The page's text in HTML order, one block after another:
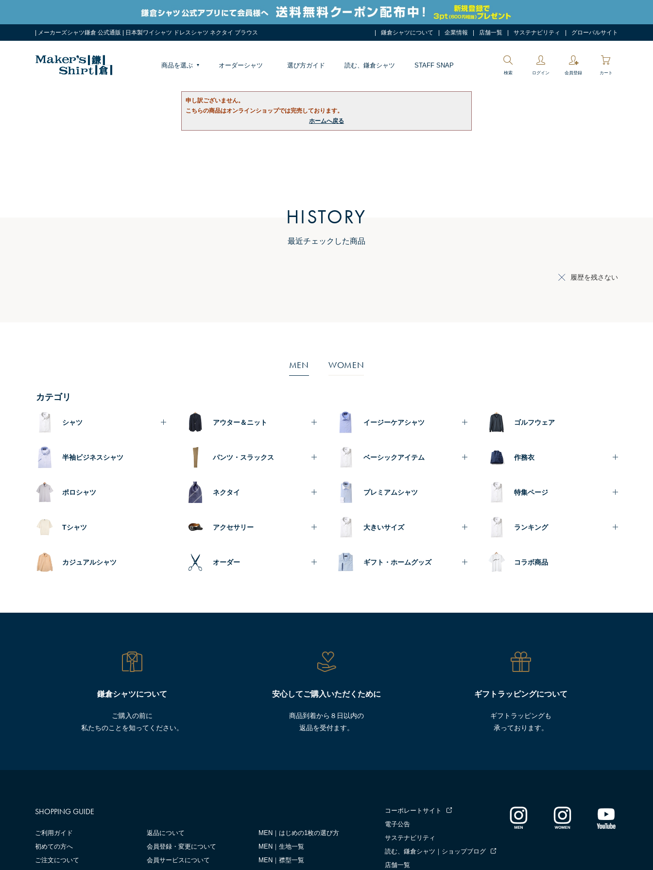
| メーカーズシャツ鎌倉 公式通販 | 日本製ワイシャツ ドレスシャツ ネクタイ ブラウス 鎌倉シャツについて 企業情報 店舗一覧 サステナビリティ グローバルサイト
商品を選ぶ オーダーシャツ 選び方ガイド 読む、鎌倉シャツ STAFF SNAP
検索 ログイン 会員登録 カート
申し訳ございません。
こちらの商品はオンラインショップでは完売しております。
ホームへ戻る
HISTORY
最近チェックした商品
履歴を残さない
MEN WOMEN
カテゴリ
シャツ
半袖ビジネスシャツ
ポロシャツ
Tシャツ
カジュアルシャツ
アウター＆ニット
パンツ・スラックス
ネクタイ
アクセサリー
オーダー
イージーケアシャツ
ベーシックアイテム
プレミアムシャツ
大きいサイズ
ギフト・ホームグッズ
ゴルフウェア
作務衣
特集ページ
ランキング
コラボ商品
鎌倉シャツについて
ご購入の前に
私たちのことを知ってください。
安心してご購入いただくために
商品到着から８日以内の
返品を受付ます。
ギフトラッピングについて
ギフトラッピングも
承っております。
SHOPPING GUIDE
ご利用ガイド
初めての方へ
ご注文について
返品について
会員登録・変更について
会員サービスについて
MEN｜はじめの1枚の選び方
MEN｜生地一覧
MEN｜襟型一覧
コーポレートサイト
電子公告
サステナビリティ
読む、鎌倉シャツ｜ショップブログ
店舗一覧